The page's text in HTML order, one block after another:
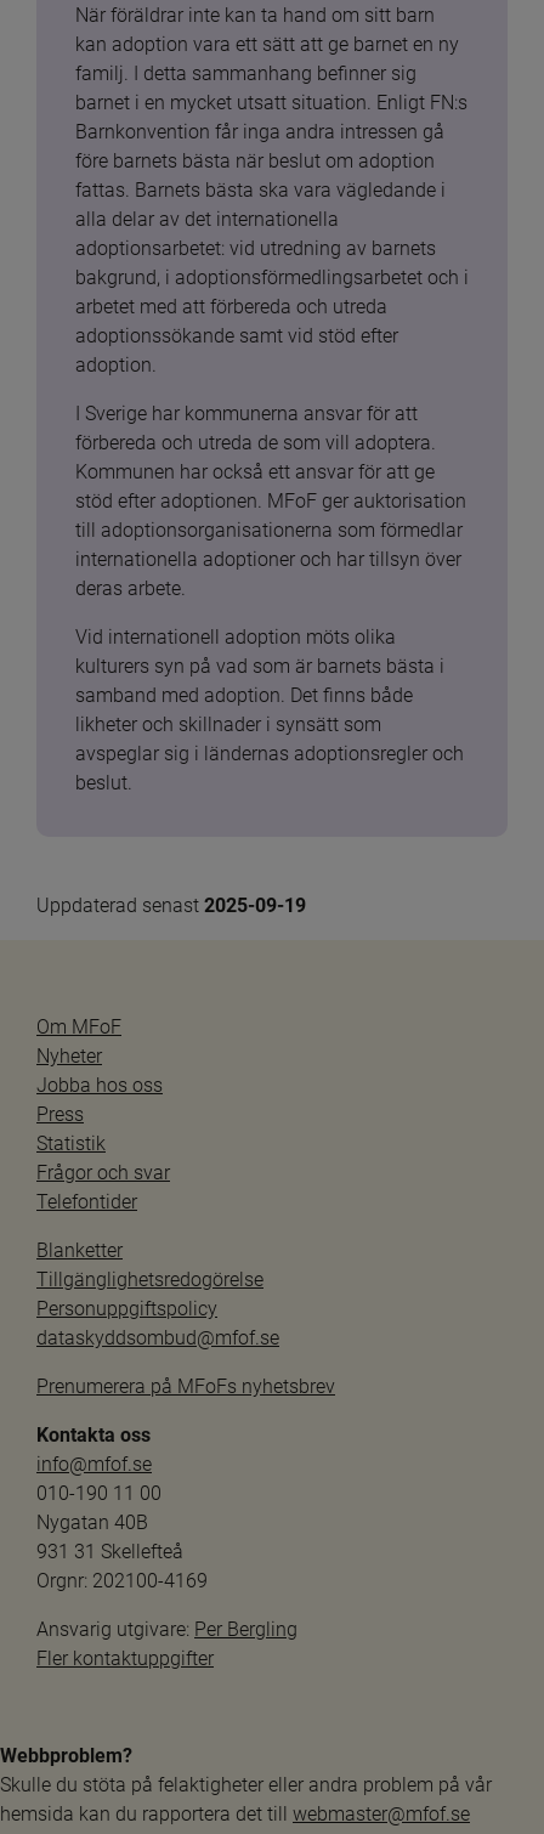
När föräldrar inte kan ta hand om sitt barn
kan adoption vara ett sätt att ge barnet en ny
familj. I detta sammanhang befinner sig
barnet i en mycket utsatt situation. Enligt FN:s
Barnkonvention får inga andra intressen gå
före barnets bästa när beslut om adoption
fattas. Barnets bästa ska vara vägledande i
alla delar av det internationella
adoptionsarbetet: vid utredning av barnets
bakgrund, i adoptionsförmedlingsarbetet och i
arbetet med att förbereda och utreda
adoptionssökande samt vid stöd efter
adoption.
I Sverige har kommunerna ansvar för att
förbereda och utreda de som vill adoptera.
Kommunen har också ett ansvar för att ge
stöd efter adoptionen. MFoF ger auktorisation
till adoptionsorganisationerna som förmedlar
internationella adoptioner och har tillsyn över
deras arbete.
Vid internationell adoption möts olika
kulturers syn på vad som är barnets bästa i
samband med adoption. Det finns både
likheter och skillnader i synsätt som
avspeglar sig i ländernas adoptionsregler och
beslut.
Uppdaterad senast 2025-09-19
Om MFoF
Nyheter
Jobba hos oss
Press
Statistik
Frågor och svar
Telefontider
Blanketter
Tillgänglighetsredogörelse
Personuppgiftspolicy
dataskyddsombud@mfof.se
Prenumerera på MFoFs nyhetsbrev
Kontakta oss
info@mfof.se
010-190 11 00
Nygatan 40B
931 31 Skellefteå
Orgnr: 202100-4169
Ansvarig utgivare: Per Bergling
Fler kontaktuppgifter
Webbproblem?
Skulle du stöta på felaktigheter eller andra problem på vår
hemsida kan du rapportera det till webmaster@mfof.se